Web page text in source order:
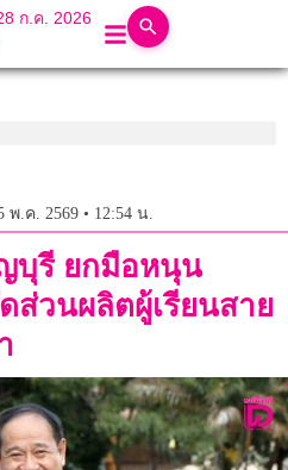
ก.ค. 2026
พ.ค. 2569 • 12:54 น.
บุรี ยกมือหนุน
วนผลิตผู้เรียนสาย